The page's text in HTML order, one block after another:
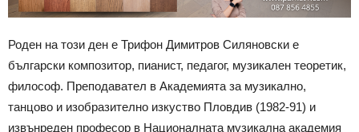
Роден на този ден е Трифон Димитров Силяновски е
български композитор, пианист, педагог, музикален теоретик,
философ. Преподавател в Академията за музикално,
танцово и изобразително изкуство ­Пловдив (1982­-91) и
извънреден професор в Националната музикална академия